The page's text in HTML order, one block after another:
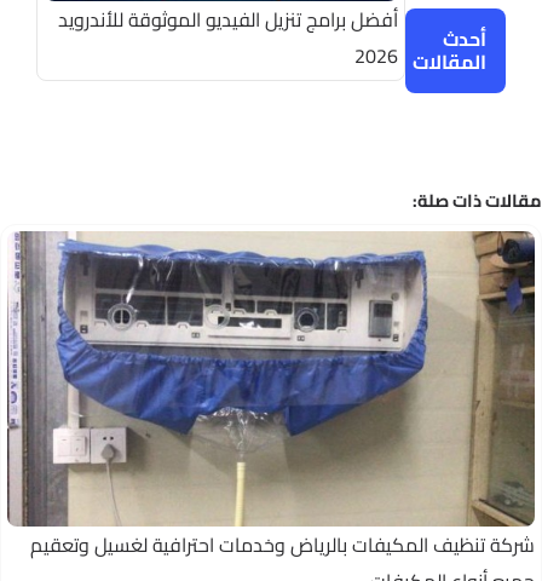
أحدث
المقالات
أفضل برامج تنزيل الفيديو الموثوقة للأندرويد
2026
ذات صلة:
تنظيف المكيفات بالرياض وخدمات احترافية لغسيل وتعقيم